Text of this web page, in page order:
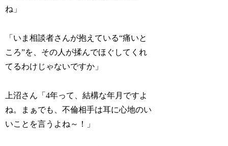
ね」
「いま相談者さんが抱えている“痛いと
ころ”を、その人が揉んでほぐしてくれ
てるわけじゃないですか」
上沼さん「4年って、結構な年月ですよ
ね。まぁでも、不倫相手は耳に心地のい
いことを言うよね～！」